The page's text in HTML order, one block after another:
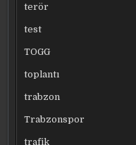
terör
test
TOGG
toplantı
trabzon
Trabzonspor
trafik